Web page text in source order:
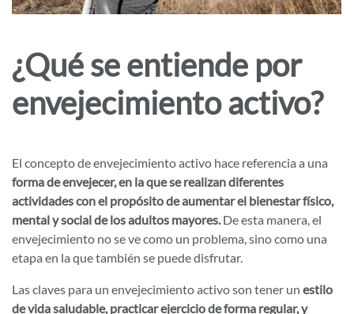
¿Qué se entiende por
envejecimiento activo?
El concepto de envejecimiento activo hace referencia a una
forma de envejecer, en la que se realizan diferentes
actividades con el propósito de aumentar el bienestar físico,
mental y social de los adultos mayores.De esta manera, el
envejecimiento no se ve como un problema, sino como una
etapa en la que también se puede disfrutar.
Las claves para un envejecimiento activo son tener un estilo
de vida saludable, practicar ejercicio de forma regular, y